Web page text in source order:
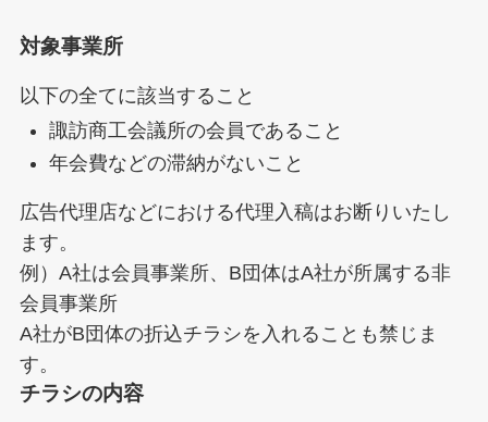
対象事業所
以下の全てに該当すること
諏訪商工会議所の会員であること
年会費などの滞納がないこと
広告代理店などにおける代理入稿はお断りいたし
ます。
例）A社は会員事業所、B団体はA社が所属する非
会員事業所
A社がB団体の折込チラシを入れることも禁じま
す。
チラシの内容